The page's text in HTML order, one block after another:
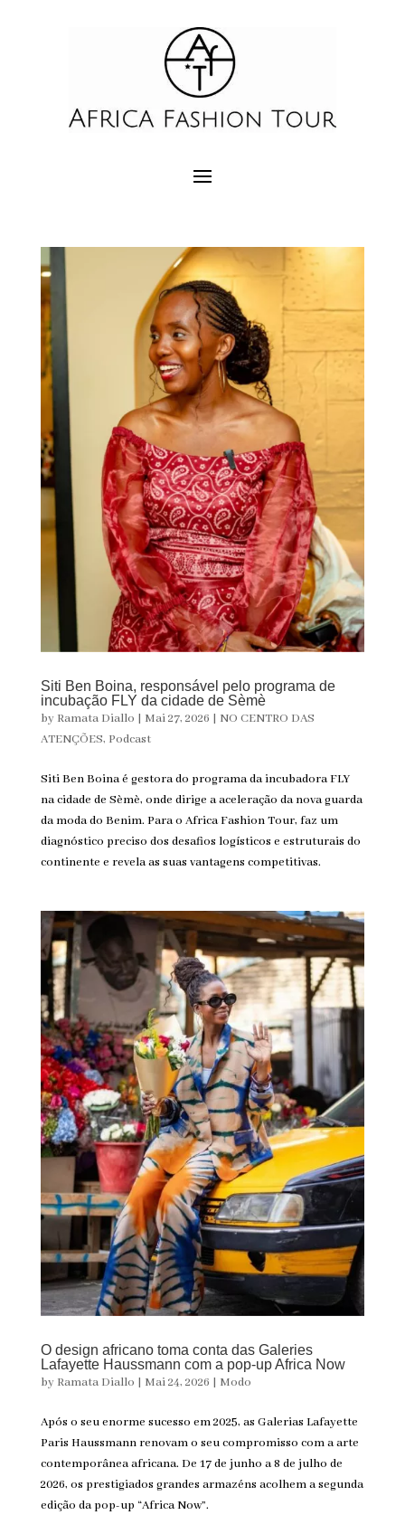
Siti Ben Boina, responsável pelo programa de
incubação FLY da cidade de Sèmè
by Ramata Diallo | Mai 27, 2026 | NO CENTRO DAS
ATENÇÕES, Podcast
Siti Ben Boina é gestora do programa da incubadora FLY
na cidade de Sèmè, onde dirige a aceleração da nova guarda
da moda do Benim. Para o Africa Fashion Tour, faz um
diagnóstico preciso dos desafios logísticos e estruturais do
continente e revela as suas vantagens competitivas.
O design africano toma conta das Galeries
Lafayette Haussmann com a pop-up Africa Now
by Ramata Diallo | Mai 24, 2026 | Modo
Após o seu enorme sucesso em 2025, as Galerias Lafayette
Paris Haussmann renovam o seu compromisso com a arte
contemporânea africana. De 17 de junho a 8 de julho de
2026, os prestigiados grandes armazéns acolhem a segunda
edição da pop-up “Africa Now”.